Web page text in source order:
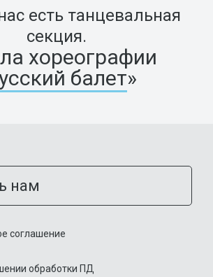
есть танцевальная
секция.
хореографии
балет»
нам
соглашение
обработки ПД